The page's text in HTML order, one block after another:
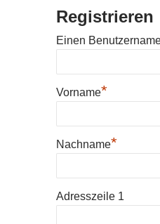
Registrieren
Einen
Vorname*
Nachname*
Adresszeile 1